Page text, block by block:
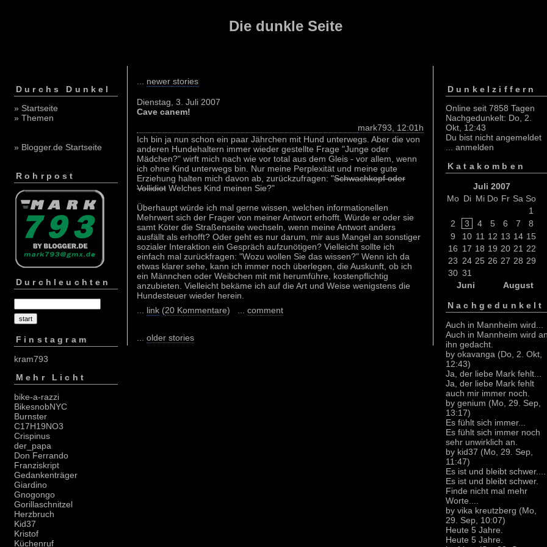
Die dunkle Seite
Durchs Dunkel
» Startseite
» Themen
» Blogger.de Startseite
Rohrpost
Durchleuchten
Finstagram
kram793
Mehr Licht
bike-a-razzi
BikesnobNYC
Burnster
C17H19NO3
Crispinus
der_papa
Don Ferrando
Franziskript
Gedankenträger
Giardino
Gnogongo
Gorillaschnitzel
Herzbruch
Kid37
Kristof
Küchenruf
newer stories
Dienstag, 3. Juli 2007
Cave canem!
mark793 , 12:01h
Ich bin ja nun schon ein paar Jährchen mit Hund unterwegs. Aber die von
anderen Hundehaltern immer wieder gestellte Frage "Junge oder
Mädchen?" wirft mich nach wie vor total aus dem Gleis - vor allem, wenn
ich ohne Kind unterwegs bin. Nur meine Perplexität und meine gute
Erziehung halten mich davon ab, zurückzufragen: "Schwachkopf oder
Vollidiot Welches Kind meinen Sie?"
Überhaupt würde ich mal gerne wissen, welchen informationellen
Mehrwert sich der Frager von meiner Antwort erhofft. Würde er oder sie
samt Köter die Straßenseite wechseln, wenn meine Antwort anders
ausfällt als erhofft? Oder geht es nur darum, mir aus Mangel an sonstiger
sozialer Interaktion ein Gespräch aufzunötigen? Vielleicht sollte ich
einfach mal zurückfragen: "Wozu wollen Sie das wissen?" Wenn ich da
etwas klarer sehe, kann ich immer noch überlegen, die Auskunft, ob ich
ein Männchen oder Weibchen mit mit herumführe, kostenpflichtig
anzubieten. Vielleicht bekäme ich auf die Art und Weise wenigstens die
Hundesteuer wieder herein.
link (20 Kommentare) ... comment
older stories
Dunkelziffern
Online seit 7858 Tagen
Nachgedunkelt: Do, 2.
Okt, 12:43
Du bist nicht angemeldet
... anmelden
Katakomben
Juli 2007
Mo Di Mi Do Fr Sa So
1
2
3 4 5 6 7
8
9
10 11 12 13 14 15
16 17 18 19 20 21 22
23 24 25 26 27 28 29
30 31
Juni
August
Nachgedunkelt
Auch in Mannheim wird...
Auch in Mannheim wird
ihn gedacht.
by okavanga (Do, 2. Okt,
12:43)
Ja, der liebe Mark fehlt...
Ja, der liebe Mark fehlt
auch mir immer noch.
by genium (Mo, 29. Sep,
13:17)
Es fühlt sich immer...
Es fühlt sich immer noch
sehr unwirklich an.
by kid37 (Mo, 29. Sep,
11:47)
Es ist und bleibt schwer....
Es ist und bleibt schwer.
Finde nicht mal mehr
Worte....
by vika kreutzberg (Mo,
29. Sep, 10:07)
Heute 5 Jahre.
Heute 5 Jahre.